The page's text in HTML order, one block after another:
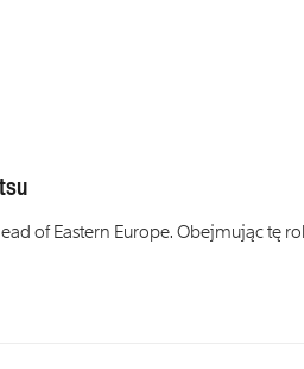
of Eastern Europe. Obejmując tę